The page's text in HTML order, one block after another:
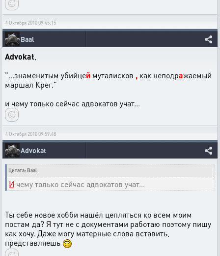
4 Октября 2010 09:45:15
Baal
Advokat
"...знаменитым убийцей муталисков , как неподражаемый
маршал Крег."
и чему только сейчас адвокатов учат...
4 Октября 2010 09:59:48
Advokat
Цитата: Baal
И чему только сейчас адвокатов учат...
Ты себе новое хобби нашёл цепляться ко всем моим
постам да? Я тут не с документами работаю поэтому пишу
как хочу. Даже могу матерные слова вставить,
представляешь